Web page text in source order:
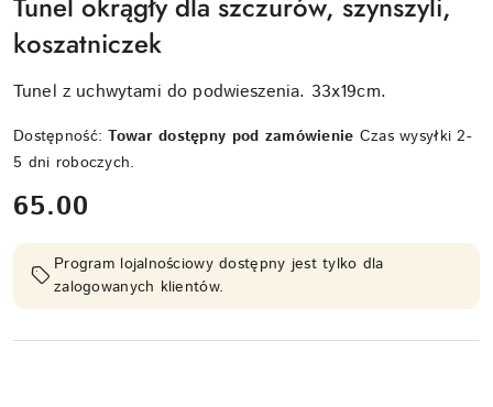
koszatniczek
Tunel z uchwytami do podwieszenia. 33x19cm.
Dostępność:Towar dostępny pod zamówienie Czas wysyłki 2-
5 dni roboczych.
cena:
65.00
Program lojalnościowy dostępny jest tylko dla
zalogowanych klientów.